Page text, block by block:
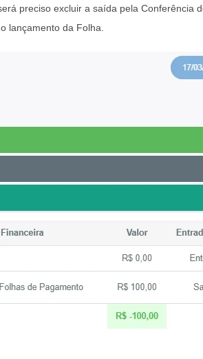
preciso excluir a saída pela Conferência
lançamento da Folha.